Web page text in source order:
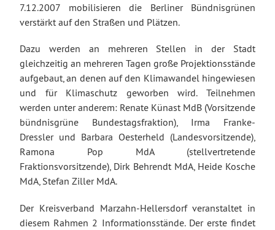
7.12.2007 mobilisieren die Berliner Bündnisgrünen
verstärkt auf den Straßen und Plätzen.
Dazu werden an mehreren Stellen in der Stadt
gleichzeitig an mehreren Tagen große Projektionsstände
aufgebaut, an denen auf den Klimawandel hingewiesen
und für Klimaschutz geworben wird. Teilnehmen
werden unter anderem: Renate Künast MdB (Vorsitzende
bündnisgrüne Bundestagsfraktion), Irma Franke-
Dressler und Barbara Oesterheld (Landesvorsitzende),
Ramona Pop MdA (stellvertretende
Fraktionsvorsitzende), Dirk Behrendt MdA, Heide Kosche
MdA, Stefan Ziller MdA.
Der Kreisverband Marzahn-Hellersdorf veranstaltet in
diesem Rahmen 2 Informationsstände. Der erste findet